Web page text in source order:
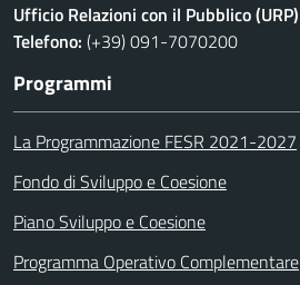
Ufficio Relazioni con il Pubblico (URP)
Telefono: (+39) 091-7070200
Programmi
La Programmazione FESR 2021-2027
Fondo di Sviluppo e Coesione
Piano Sviluppo e Coesione
Programma Operativo Complementare